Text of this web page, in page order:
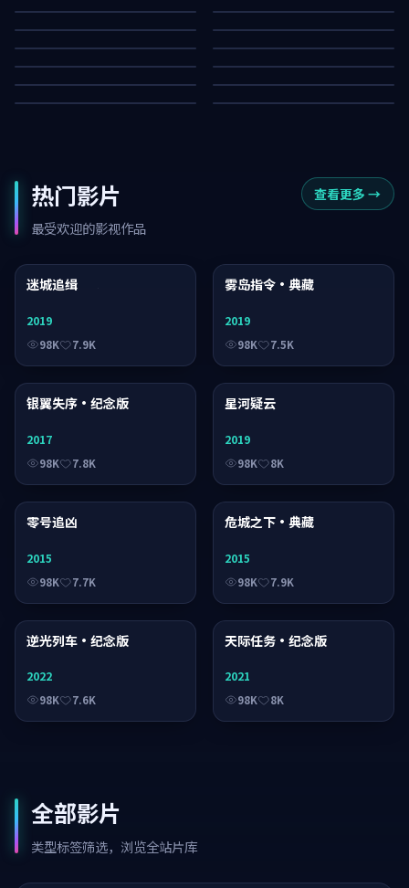
星河来信·典藏 异境追缉
迷城之城·纪念版 白昼指令·典藏
热门影片
最受欢迎的影视作品
查看更多 →
迷城追缉
2019
98K 7.9K
雾岛指令·典藏
2019
98K 7.5K
银翼失序·纪念版
2017
98K 7.8K
星河疑云
2019
98K 8K
零号追凶
2015
98K 7.7K
危城之下·典藏
2015
98K 7.9K
逆光列车·纪念版
2022
98K 7.6K
天际任务·纪念版
2021
98K 8K
全部影片
类型标签筛选，浏览全站片库